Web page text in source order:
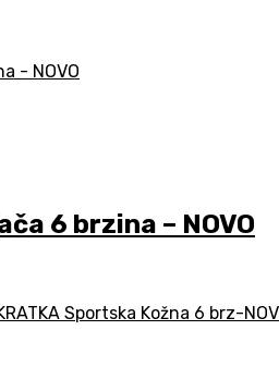
6 brzina – NOVO